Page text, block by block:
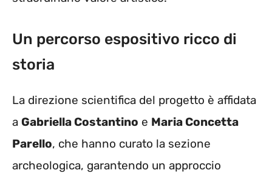
Un percorso espositivo ricco di
storia
La direzione scientifica del progetto è affidata
a Gabriella Costantino e Maria Concetta
Parello, che hanno curato la sezione
archeologica, garantendo un approccio